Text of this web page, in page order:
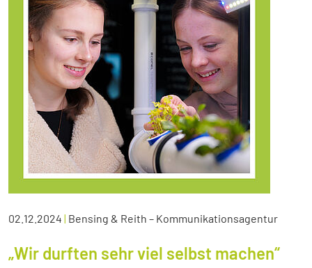
02.12.2024 | Bensing & Reith – Kommunikationsagentur
„Wir durften sehr viel selbst machen“